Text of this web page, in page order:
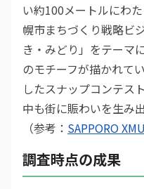
い約100メートルにわ
幌市まちづくり戦略ビ
き・みどり」をテーマ
のモチーフが描かれて
したスナップコンテス
中も街に賑わいを生み
（参考： SAPPORO
調査時点の成果